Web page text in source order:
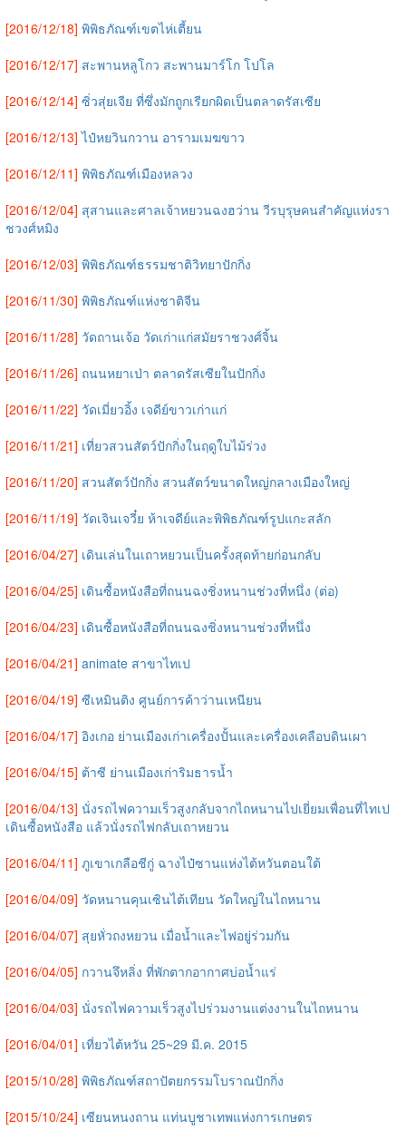
[2016/12/18] พิพิธภัณฑ์เขตไห่เตี้ยน
[2016/12/17] สะพานหลูโกว สะพานมาร์โก โปโล
[2016/12/14] ซิ่วสุ่ยเจีย ที่ซึ่งมักถูกเรียกผิดเป็นตลาดรัสเซีย
[2016/12/13] ไป๋หยวินกวาน อารามเมฆขาว
[2016/12/11] พิพิธภัณฑ์เมืองหลวง
[2016/12/04] สุสานและศาลเจ้าหยวนฉงฮว่าน วีรบุรุษคนสำคัญแห่งรา
ชวงศ์หมิง
[2016/12/03] พิพิธภัณฑ์ธรรมชาติวิทยาปักกิ่ง
[2016/11/30] พิพิธภัณฑ์แห่งชาติจีน
[2016/11/28] วัดถานเจ้อ วัดเก่าแก่สมัยราชวงศ์จิ้น
[2016/11/26] ถนนหยาเป่า ตลาดรัสเซียในปักกิ่ง
[2016/11/22] วัดเมี่ยวอิ้ง เจดีย์ขาวเก่าแก่
[2016/11/21] เที่ยวสวนสัตว์ปักกิ่งในฤดูใบไม้ร่วง
[2016/11/20] สวนสัตว์ปักกิ่ง สวนสัตว์ขนาดใหญ่กลางเมืองใหญ่
[2016/11/19] วัดเจินเจวี๋ย ห้าเจดีย์และพิพิธภัณฑ์รูปแกะสลัก
[2016/04/27] เดินเล่นในเถาหยวนเป็นครั้งสุดท้ายก่อนกลับ
[2016/04/25] เดินซื้อหนังสือที่ถนนฉงชิ่งหนานช่วงที่หนึ่ง (ต่อ)
[2016/04/23] เดินซื้อหนังสือที่ถนนฉงชิ่งหนานช่วงที่หนึ่ง
[2016/04/21] animate สาขาไทเป
[2016/04/19] ซีเหมินติง ศูนย์การค้าว่านเหนียน
[2016/04/17] อิงเกอ ย่านเมืองเก่าเครื่องปั้นและเครื่องเคลือบดินเผา
[2016/04/15] ต้าซี ย่านเมืองเก่าริมธารน้ำ
[2016/04/13] นั่งรถไฟความเร็วสูงกลับจากไถหนานไปเยี่ยมเพื่อนที่ไทเป
เดินซื้อหนังสือ แล้วนั่งรถไฟกลับเถาหยวน
[2016/04/11] ภูเขาเกลือชีกู่ ฉางไป๋ซานแห่งไต้หวันตอนใต้
[2016/04/09] วัดหนานคุนเซินไต้เทียน วัดใหญ่ในไถหนาน
[2016/04/07] สุยหั่วถงหยวน เมื่อน้ำและไฟอยู่ร่วมกัน
[2016/04/05] กวานจึหลิ่ง ที่พักตากอากาศบ่อน้ำแร่
[2016/04/03] นั่งรถไฟความเร็วสูงไปร่วมงานแต่งงานในไถหนาน
[2016/04/01] เที่ยวไต้หวัน 25~29 มี.ค. 2015
[2015/10/28] พิพิธภัณฑ์สถาปัตยกรรมโบราณปักกิ่ง
[2015/10/24] เซียนหนงถาน แท่นบูชาเทพแห่งการเกษตร